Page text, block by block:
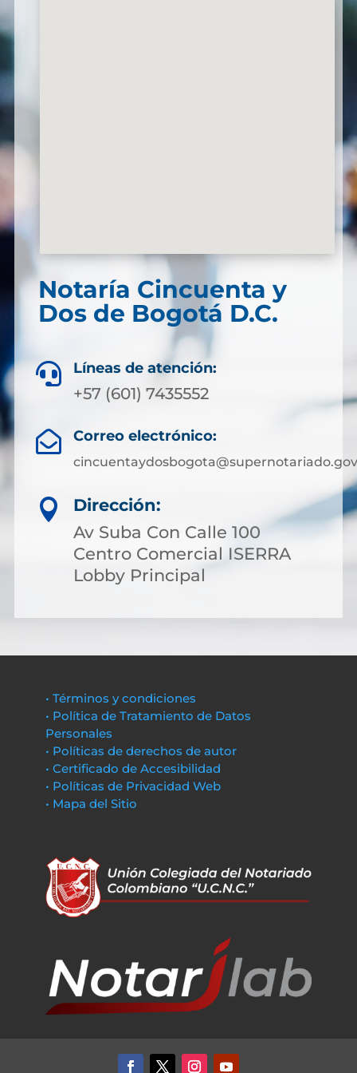
Notaría Cincuenta y
Dos de Bogotá D.C.
 Líneas de atención:
+57 (601) 7435552
 Correo electrónico:

Dirección:
Av Suba Con Calle 100
Centro Comercial ISERRA
Lobby Principal
• Términos y condiciones
• Política de Tratamiento de Datos
Personales
• Políticas de derechos de autor
• Certificado de Accesibilidad
• Políticas de Privacidad Web
• Mapa del Sitio